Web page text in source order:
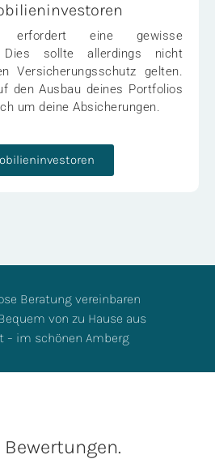
erfordert eine gewisse
Dies sollte allerdings nicht
Versicherungsschutz gelten.
den Ausbau deines Portfolios
um deine Absicherungen.
Beratung vereinbaren
von zu Hause aus
– im schönen Amberg
Bewertungen.